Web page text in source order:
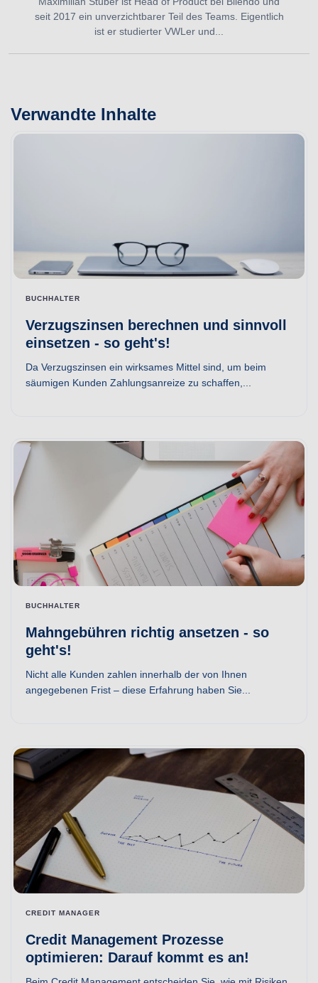
seit 2017 ein unverzichtbarer Teil des Teams. Eigentlich
ist er studierter VWLer und...
Verwandte Inhalte
BUCHHALTER
Verzugszinsen berechnen und sinnvoll
einsetzen - so geht's!
Da Verzugszinsen ein wirksames Mittel sind, um beim
säumigen Kunden Zahlungsanreize zu schaffen,...
BUCHHALTER
Mahngebühren richtig ansetzen - so
geht's!
Nicht alle Kunden zahlen innerhalb der von Ihnen
angegebenen Frist – diese Erfahrung haben Sie...
CREDIT MANAGER
Credit Management Prozesse
optimieren: Darauf kommt es an!